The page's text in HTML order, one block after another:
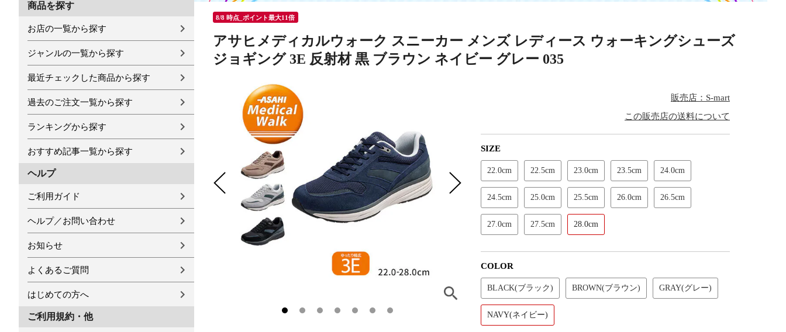
商品を探す
お店の一覧から探す
ジャンルの一覧から探す
最近チェックした商品から探す
過去のご注文一覧から探す
ランキングから探す
おすすめ記事一覧から探す
ヘルプ
ご利用ガイド
ヘルプ／お問い合わせ
お知らせ
よくあるご質問
はじめての方へ
ご利用規約・他
8/8 時点_ポイント最大11倍
アサヒメディカルウォーク スニーカー メンズ レディース ウォーキングシューズ
ジョギング 3E 反射材 黒 ブラウン ネイビー グレー 035
販売店：S-mart
この販売店の送料について
SIZE
22.0cm 22.5cm 23.0cm 23.5cm 24.0cm
24.5cm 25.0cm 25.5cm 26.0cm 26.5cm
27.0cm 27.5cm 28.0cm
COLOR
BLACK(ブラック) BROWN(ブラウン) GRAY(グレー)
NAVY(ネイビー)